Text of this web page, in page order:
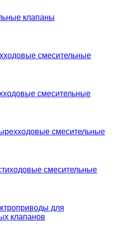
клапаны
смесительные
смесительные
смесительные
смесительные
для
клапанов